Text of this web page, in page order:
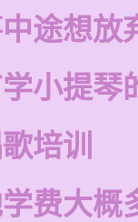
途想放
小提琴
培训
费大概